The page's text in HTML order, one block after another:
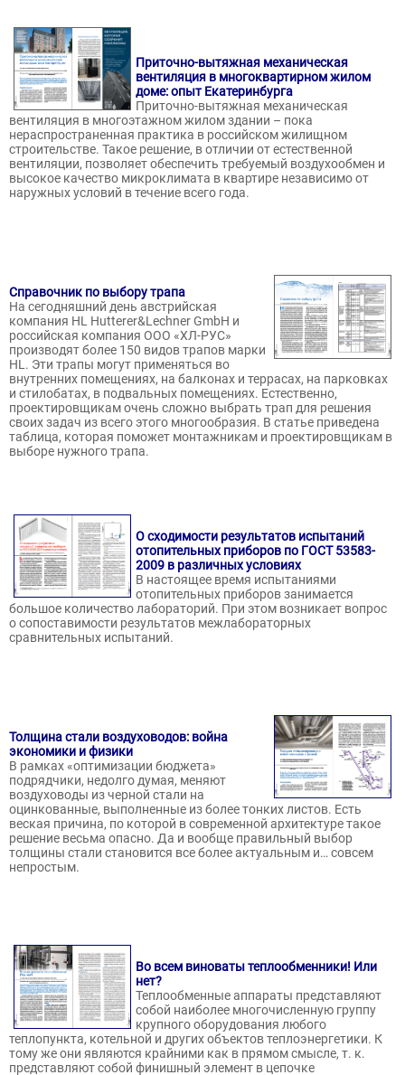
Приточно-вытяжная механическая
вентиляция в многоквартирном жилом
доме: опыт Екатеринбурга
Приточно-вытяжная механическая
вентиляция в многоэтажном жилом здании – пока
нераспространенная практика в российском жилищном
строительстве. Такое решение, в отличии от естественной
вентиляции, позволяет обеспечить требуемый воздухообмен и
высокое качество микроклимата в квартире независимо от
наружных условий в течение всего года.
Справочник по выбору трапа
На сегодняшний день австрийская
компания HL Hutterer&Lechner GmbH и
российская компания ООО «ХЛ-РУС»
производят более 150 видов трапов марки
HL. Эти трапы могут применяться во
внутренних помещениях, на балконах и террасах, на парковках
и стилобатах, в подвальных помещениях. Естественно,
проектировщикам очень сложно выбрать трап для решения
своих задач из всего этого многообразия. В статье приведена
таблица, которая поможет монтажникам и проектировщикам в
выборе нужного трапа.
О сходимости результатов испытаний
отопительных приборов по ГОСТ 53583-
2009 в различных условиях
В настоящее время испытаниями
отопительных приборов занимается
большое количество лабораторий. При этом возникает вопрос
о сопоставимости результатов межлабораторных
сравнительных испытаний.
Толщина стали воздуховодов: война
экономики и физики
В рамках «оптимизации бюджета»
подрядчики, недолго думая, меняют
воздуховоды из черной стали на
оцинкованные, выполненные из более тонких листов. Есть
веская причина, по которой в современной архитектуре такое
решение весьма опасно. Да и вообще правильный выбор
толщины стали становится все более актуальным и… совсем
непростым.
Во всем виноваты теплообменники! Или
нет?
Теплообменные аппараты представляют
собой наиболее многочисленную группу
крупного оборудования любого
теплопункта, котельной и других объектов теплоэнергетики. К
тому же они являются крайними как в прямом смысле, т. к.
представляют собой финишный элемент в цепочке